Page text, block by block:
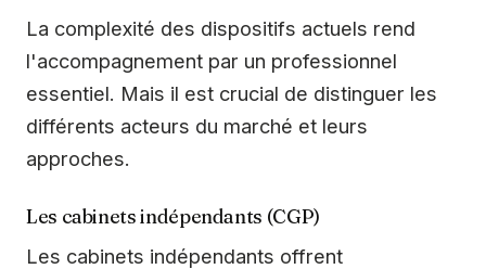
La complexité des dispositifs actuels rend
l'accompagnement par un professionnel
essentiel. Mais il est crucial de distinguer les
différents acteurs du marché et leurs
approches.
Les cabinets indépendants (CGP)
Les cabinets indépendants offrent